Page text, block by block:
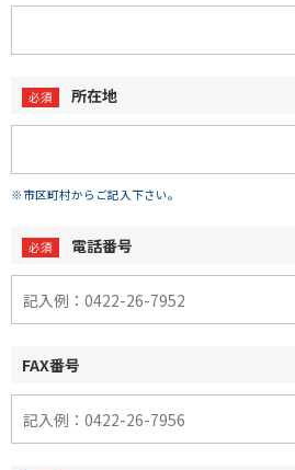
所在地
※市区町村からご記入下さい。
電話番号
FAX番号